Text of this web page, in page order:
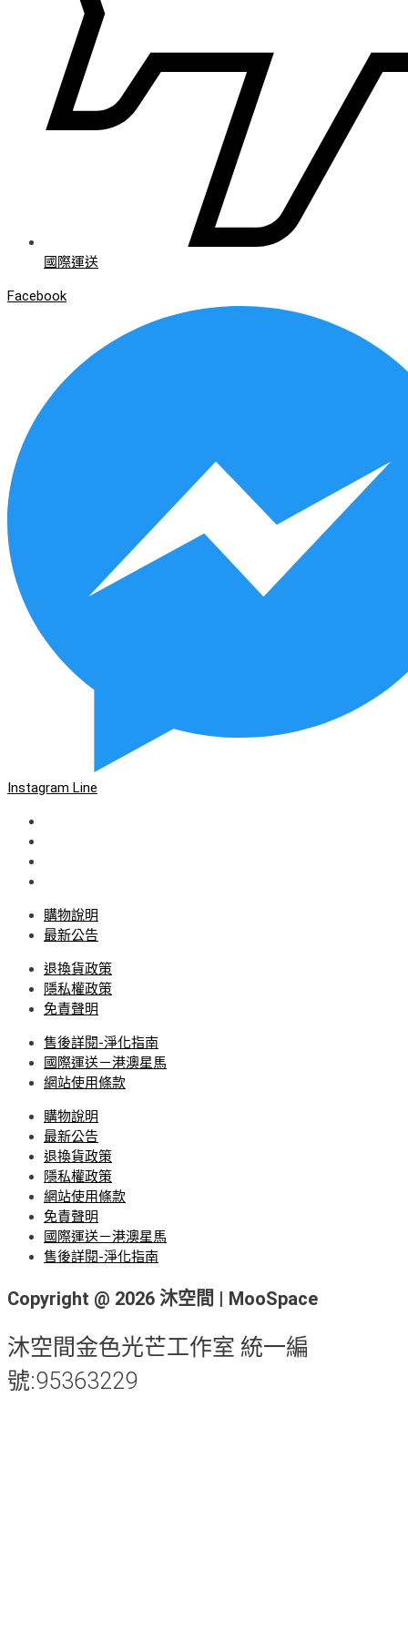
國際運送
Facebook
Instagram Line
購物說明
最新公告
退換貨政策
隱私權政策
免責聲明
售後詳閱-淨化指南
國際運送－港澳星馬
網站使用條款
購物說明
最新公告
退換貨政策
隱私權政策
網站使用條款
免責聲明
國際運送－港澳星馬
售後詳閱-淨化指南
Copyright @ 2026 沐空間 | MooSpace
沐空間金色光芒工作室 統一編
號:95363229